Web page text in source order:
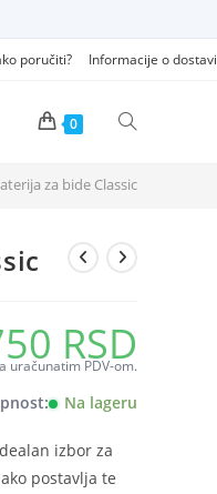
poručiti? Informacije o dostavi
0 Pretraži
za bide Classic
RSD
uračunatim PDV-om.
Na lageru
izbor za
postavlja te